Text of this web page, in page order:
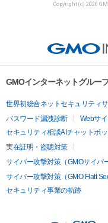
Copyright (c) 2026
GMOインターネットグルー
世界初総合ネットセキュリティ
パスワード漏洩診断
Webサ
セキュリティ相談AIチャットボッ
実在証明・盗聴対策
サイバー攻撃対策（GMOサイバ
サイバー攻撃対策（GMO Flatt
セキュリティ事業の軌跡